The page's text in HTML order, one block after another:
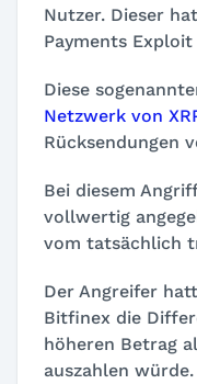
Nutzer. Dieser
Payments Exploit
Diese
Netzwerk von
Rücksendungen
Bei diesem
vollwertig
vom tatsächlich
Der Angreifer
Bitfinex die
höheren Betrag
auszahlen würde.